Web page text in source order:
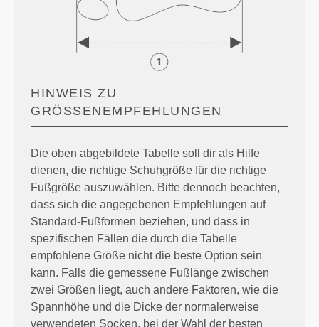
HINWEIS ZU
GRÖSSENEMPFEHLUNGEN
Die oben abgebildete Tabelle soll dir als Hilfe
dienen, die richtige Schuhgröße für die richtige
Fußgröße auszuwählen. Bitte dennoch beachten,
dass sich die angegebenen Empfehlungen auf
Standard-Fußformen beziehen, und dass in
spezifischen Fällen die durch die Tabelle
empfohlene Größe nicht die beste Option sein
kann. Falls die gemessene Fußlänge zwischen
zwei Größen liegt, auch andere Faktoren, wie die
Spannhöhe und die Dicke der normalerweise
verwendeten Socken, bei der Wahl der besten